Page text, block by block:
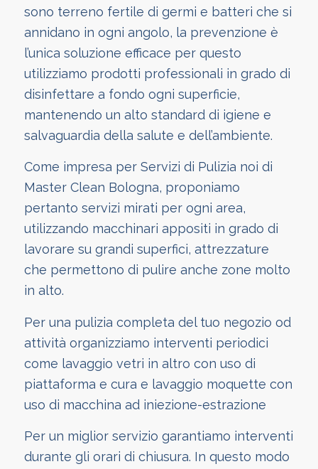
sono terreno fertile di germi e batteri che si
annidano in ogni angolo, la prevenzione è
l’unica soluzione efficace per questo
utilizziamo prodotti professionali in grado di
disinfettare a fondo ogni superficie,
mantenendo un alto standard di igiene e
salvaguardia della salute e dell’ambiente.
Come impresa per Servizi di Pulizia noi di
Master Clean Bologna, proponiamo
pertanto servizi mirati per ogni area,
utilizzando macchinari appositi in grado di
lavorare su grandi superfici, attrezzature
che permettono di pulire anche zone molto
in alto.
Per una pulizia completa del tuo negozio od
attività organizziamo interventi periodici
come lavaggio vetri in altro con uso di
piattaforma e cura e lavaggio moquette con
uso di macchina ad iniezione-estrazione
Per un miglior servizio garantiamo interventi
durante gli orari di chiusura. In questo modo